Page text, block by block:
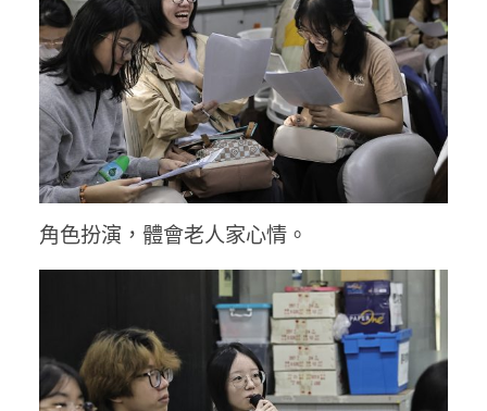
角色扮演，體會老人家心情。